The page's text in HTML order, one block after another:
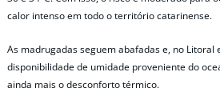
calor intenso em todo o território catarinense.
As madrugadas seguem abafadas e, no Litoral
disponibilidade de umidade proveniente do
ainda mais o desconforto térmico.